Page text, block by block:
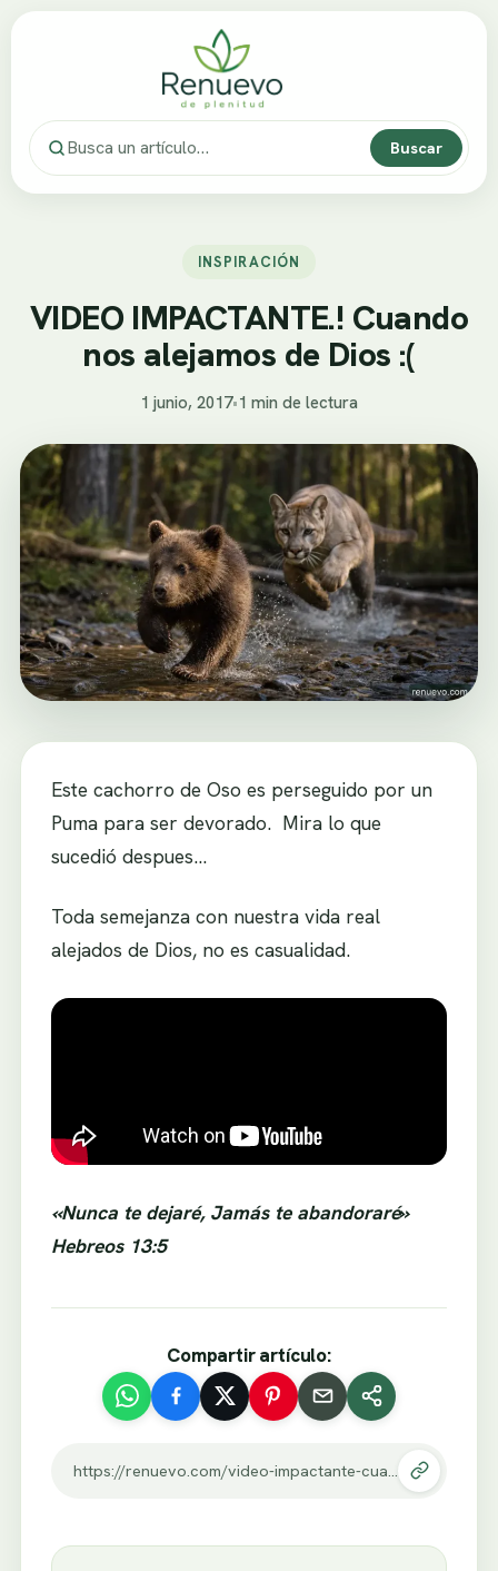
Buscar
INSPIRACIÓN
VIDEO IMPACTANTE.! Cuando
nos alejamos de Dios :(
1 junio, 2017•1 min de lectura
Este cachorro de Oso es perseguido por un
Puma para ser devorado. Mira lo que
sucedió despues…
Toda semejanza con nuestra vida real
alejados de Dios, no es casualidad.
«Nunca te dejaré, Jamás te abandoraré»
Hebreos 13:5
Compartir artículo:
https://renuevo.com/video-impactante-cuando-nos-alejamos-de-dios.html